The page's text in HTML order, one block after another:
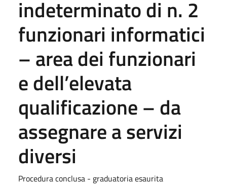
indeterminato di n. 2
funzionari informatici
– area dei funzionari
e dell’elevata
qualificazione – da
assegnare a servizi
diversi
Procedura conclusa - graduatoria esaurita